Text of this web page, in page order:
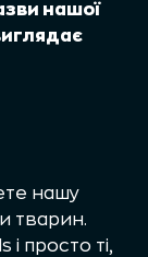
нашої
нашу
тварин.
і просто ті,